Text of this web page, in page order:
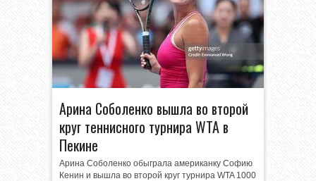
Арина Соболенко вышла во второй
круг теннисного турнира WTA в
Пекине
Арина Соболенко обыграла американку Софию
Кенин и вышла во второй круг турнира WTA 1000